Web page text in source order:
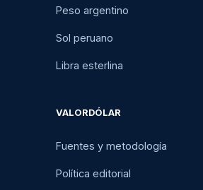
Peso argentino
Sol peruano
Libra esterlina
VALORDÓLAR
Fuentes y metodología
Política editorial